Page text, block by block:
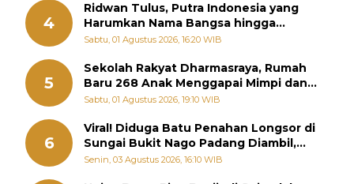
4
Ridwan Tulus, Putra Indonesia yang
Harumkan Nama Bangsa hingga
Diabadikan dalam Buku Jepang
Sabtu, 01 Agustus 2026, 16:20 WIB
5
Sekolah Rakyat Dharmasraya, Rumah
Baru 268 Anak Menggapai Mimpi dan
Memutus Rantai Kemiskinan
Sabtu, 01 Agustus 2026, 19:10 WIB
6
Viral! Diduga Batu Penahan Longsor di
Sungai Bukit Nago Padang Diambil,
Warga Khawatir Bencana Terulang
Senin, 03 Agustus 2026, 16:10 WIB